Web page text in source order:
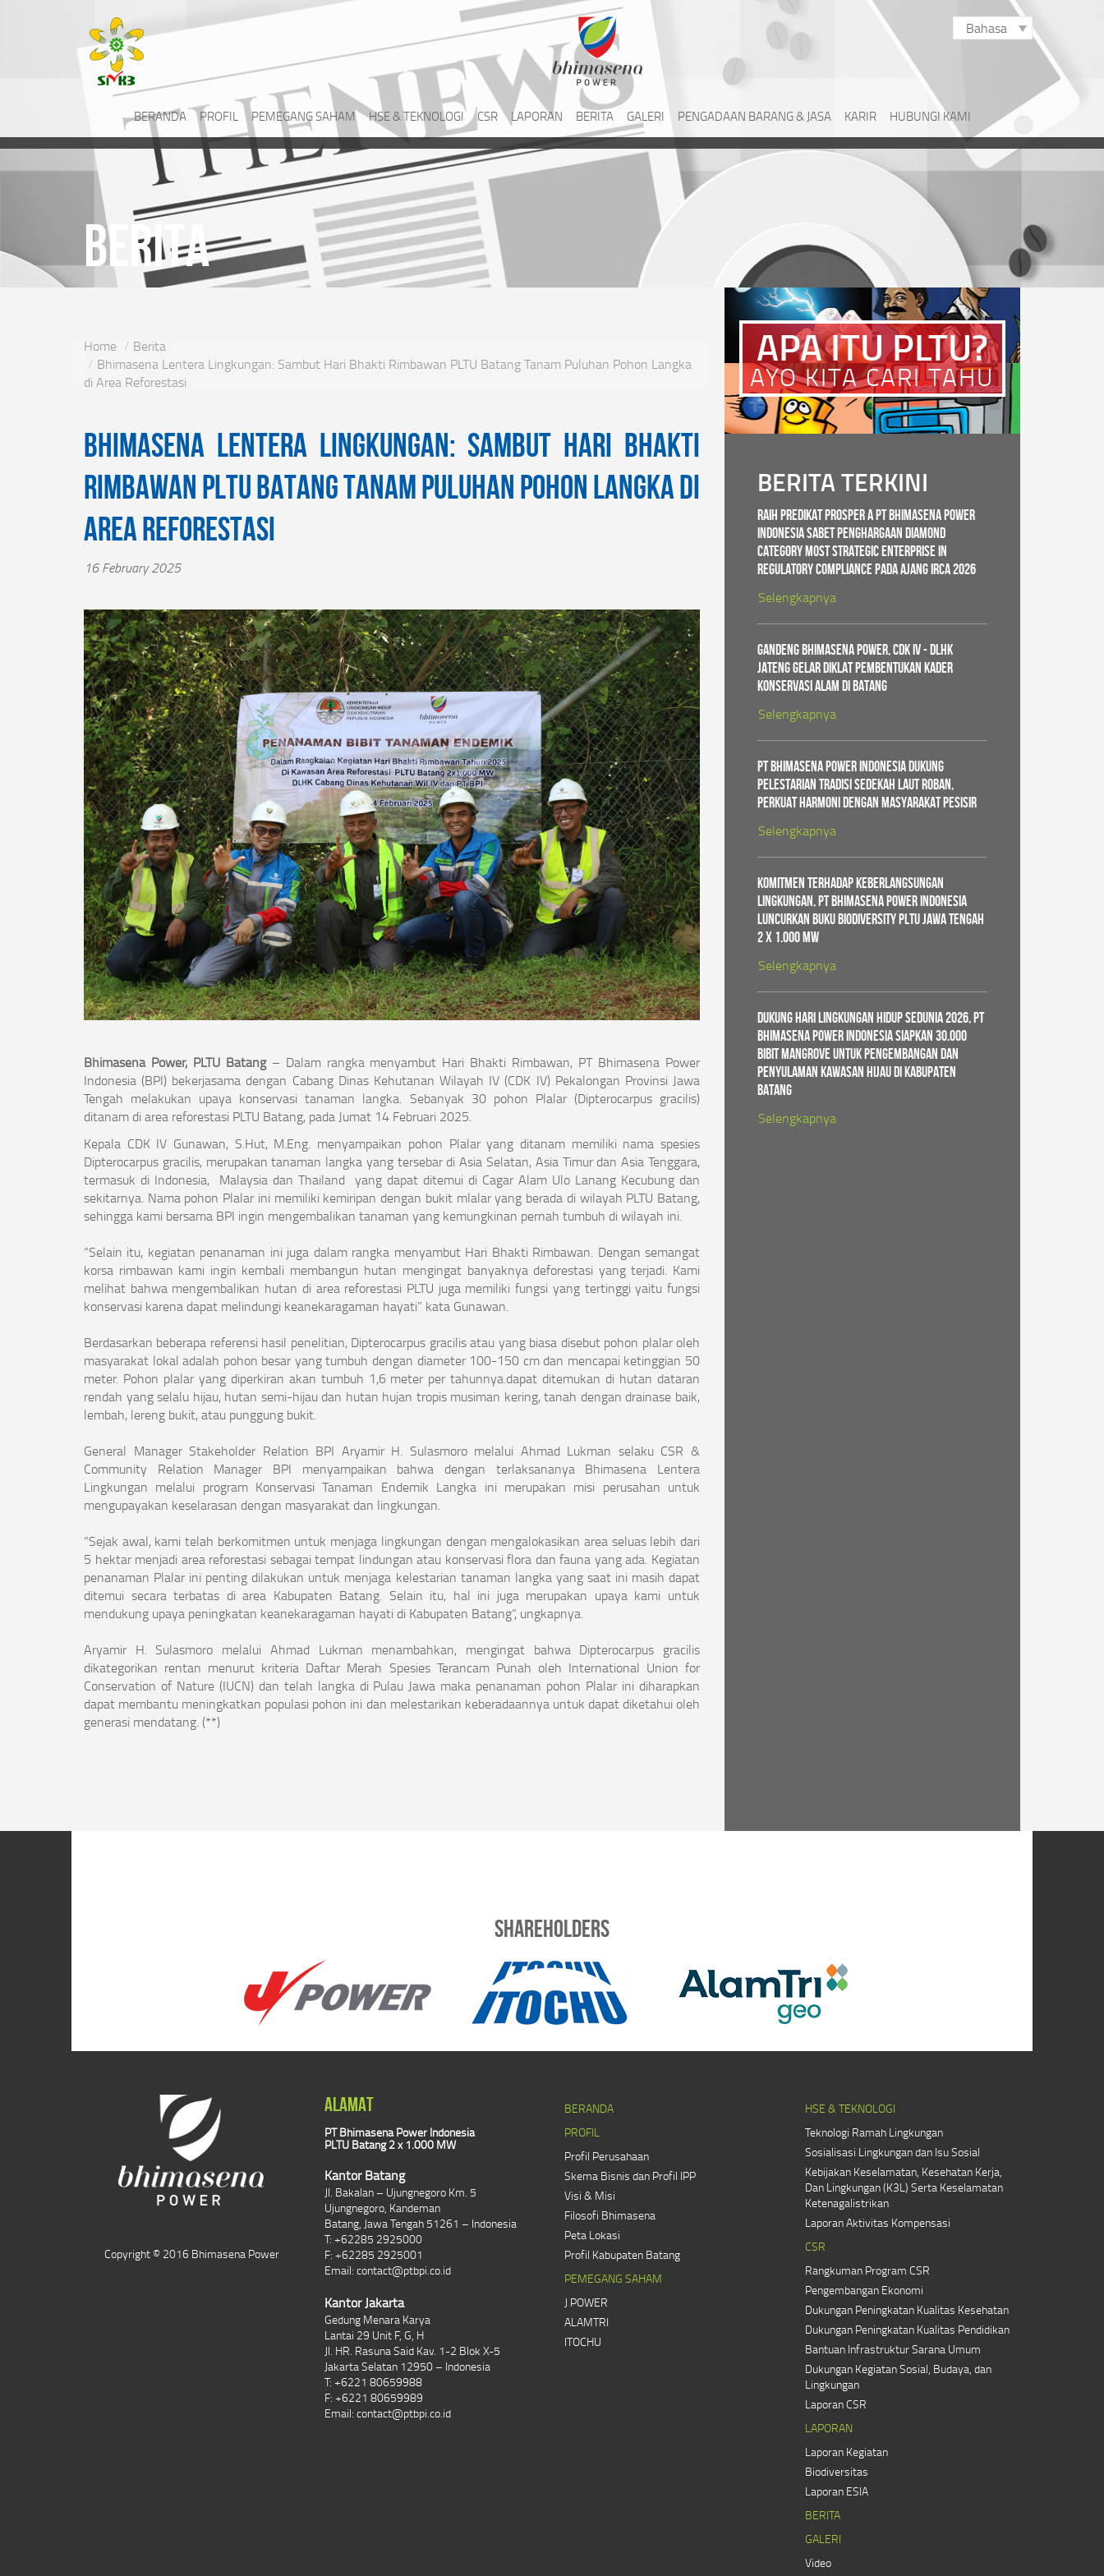
Bahasa
BERANDA PROFIL PEMEGANG SAHAM HSE & TEKNOLOGI CSR LAPORAN BERITA GALERI PENGADAAN BARANG & JASA KARIR HUBUNGI KAMI
Berita
Home
Berita
Bhimasena Lentera Lingkungan: Sambut Hari Bhakti Rimbawan PLTU Batang Tanam Puluhan Pohon Langka
di Area Reforestasi
Bhimasena Lentera Lingkungan: Sambut Hari Bhakti
Rimbawan PLTU Batang Tanam Puluhan Pohon Langka di
Area Reforestasi
16 February 2025
Bhimasena Power, PLTU Batang– Dalam rangka menyambut Hari Bhakti Rimbawan, PT Bhimasena Power
Indonesia (BPI) bekerjasama dengan Cabang Dinas Kehutanan Wilayah IV (CDK IV) Pekalongan Provinsi Jawa
Tengah melakukan upaya konservasi tanaman langka. Sebanyak 30 pohon Plalar (Dipterocarpus gracilis)
ditanam di area reforestasi PLTU Batang, pada Jumat 14 Februari 2025.
Kepala CDK IV Gunawan, S.Hut, M.Eng. menyampaikan pohon Plalar yang ditanam memiliki nama spesies
Dipterocarpus gracilis, merupakan tanaman langka yang tersebar di Asia Selatan, Asia Timur dan Asia Tenggara,
termasuk di Indonesia, Malaysia dan Thailand yang dapat ditemui di Cagar Alam Ulo Lanang Kecubung dan
sekitarnya. Nama pohon Plalar ini memiliki kemiripan dengan bukit mlalar yang berada di wilayah PLTU Batang,
sehingga kami bersama BPI ingin mengembalikan tanaman yang kemungkinan pernah tumbuh di wilayah ini.
“Selain itu, kegiatan penanaman ini juga dalam rangka menyambut Hari Bhakti Rimbawan. Dengan semangat
korsa rimbawan kami ingin kembali membangun hutan mengingat banyaknya deforestasi yang terjadi. Kami
melihat bahwa mengembalikan hutan di area reforestasi PLTU juga memiliki fungsi yang tertinggi yaitu fungsi
konservasi karena dapat melindungi keanekaragaman hayati” kata Gunawan.
Berdasarkan beberapa referensi hasil penelitian, Dipterocarpus gracilis atau yang biasa disebut pohon plalar oleh
masyarakat lokal adalah pohon besar yang tumbuh dengan diameter 100-150 cm dan mencapai ketinggian 50
meter. Pohon plalar yang diperkiran akan tumbuh 1,6 meter per tahunnya.dapat ditemukan di hutan dataran
rendah yang selalu hijau, hutan semi-hijau dan hutan hujan tropis musiman kering, tanah dengan drainase baik,
lembah, lereng bukit, atau punggung bukit.
General Manager Stakeholder Relation BPI Aryamir H. Sulasmoro melalui Ahmad Lukman selaku CSR &
Community Relation Manager BPI menyampaikan bahwa dengan terlaksananya Bhimasena Lentera
Lingkungan melalui program Konservasi Tanaman Endemik Langka ini merupakan misi perusahan untuk
mengupayakan keselarasan dengan masyarakat dan lingkungan.
“Sejak awal, kami telah berkomitmen untuk menjaga lingkungan dengan mengalokasikan area seluas lebih dari
5 hektar menjadi area reforestasi sebagai tempat lindungan atau konservasi flora dan fauna yang ada. Kegiatan
penanaman Plalar ini penting dilakukan untuk menjaga kelestarian tanaman langka yang saat ini masih dapat
ditemui secara terbatas di area Kabupaten Batang. Selain itu, hal ini juga merupakan upaya kami untuk
mendukung upaya peningkatan keanekaragaman hayati di Kabupaten Batang”, ungkapnya.
Aryamir H. Sulasmoro melalui Ahmad Lukman menambahkan, mengingat bahwa Dipterocarpus gracilis
dikategorikan rentan menurut kriteria Daftar Merah Spesies Terancam Punah oleh International Union for
Conservation of Nature (IUCN) dan telah langka di Pulau Jawa maka penanaman pohon Plalar ini diharapkan
dapat membantu meningkatkan populasi pohon ini dan melestarikan keberadaannya untuk dapat diketahui oleh
generasi mendatang. (**)
APA ITU PLTU?
AYO KITA CARI TAHU
BERITA TERKINI
Raih Predikat PROSPER A PT Bhimasena Power
Indonesia Sabet Penghargaan Diamond
Category Most Strategic Enterprise in
Regulatory Compliance pada ajang IRCA 2026
Selengkapnya
Gandeng Bhimasena Power, CDK IV - DLHK
Jateng Gelar Diklat Pembentukan Kader
Konservasi Alam di Batang
Selengkapnya
PT Bhimasena Power Indonesia Dukung
Pelestarian Tradisi Sedekah Laut Roban,
Perkuat Harmoni dengan Masyarakat Pesisir
Selengkapnya
Komitmen Terhadap Keberlangsungan
Lingkungan, PT Bhimasena Power Indonesia
Luncurkan Buku Biodiversity PLTU Jawa Tengah
2 x 1.000 MW
Selengkapnya
Dukung Hari Lingkungan Hidup Sedunia 2026, PT
Bhimasena Power Indonesia Siapkan 30.000
Bibit Mangrove untuk Pengembangan dan
Penyulaman Kawasan Hijau di Kabupaten
Batang
Selengkapnya
Shareholders
Copyright © 2016 Bhimasena Power
ALAMAT
PT Bhimasena Power Indonesia
PLTU Batang 2 x 1.000 MW
Kantor Batang
Jl. Bakalan – Ujungnegoro Km. 5
Ujungnegoro, Kandeman
Batang, Jawa Tengah 51261 – Indonesia
T: +62285 2925000
F: +62285 2925001
Email: contact@ptbpi.co.id
Kantor Jakarta
Gedung Menara Karya
Lantai 29 Unit F, G, H
Jl. HR. Rasuna Said Kav. 1-2 Blok X-5
Jakarta Selatan 12950 – Indonesia
T: +6221 80659988
F: +6221 80659989
Email: contact@ptbpi.co.id
BERANDA
PROFIL
Profil Perusahaan
Skema Bisnis dan Profil IPP
Visi & Misi
Filosofi Bhimasena
Peta Lokasi
Profil Kabupaten Batang
PEMEGANG SAHAM
J POWER
ALAMTRI
ITOCHU
HSE & TEKNOLOGI
Teknologi Ramah Lingkungan
Sosialisasi Lingkungan dan Isu Sosial
Kebijakan Keselamatan, Kesehatan Kerja,
Dan Lingkungan (K3L) Serta Keselamatan
Ketenagalistrikan
Laporan Aktivitas Kompensasi
CSR
Rangkuman Program CSR
Pengembangan Ekonomi
Dukungan Peningkatan Kualitas Kesehatan
Dukungan Peningkatan Kualitas Pendidikan
Bantuan Infrastruktur Sarana Umum
Dukungan Kegiatan Sosial, Budaya, dan
Lingkungan
Laporan CSR
LAPORAN
Laporan Kegiatan
Biodiversitas
Laporan ESIA
BERITA
GALERI
Video